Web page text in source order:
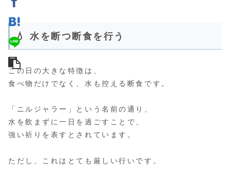
💧 水を断つ断食を行う
この日の大きな特徴は、
食べ物だけでなく、水も控える断食です。
「ニルジャラー」という名前の通り、
水を飲まずに一日を過ごすことで、
強い祈りを表すとされています。
ただし、これはとても厳しい行いです。